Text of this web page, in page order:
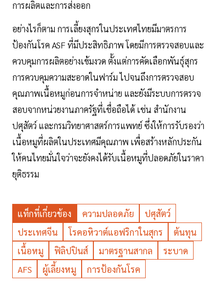
การผลิตและการส่งออก
อย่างไรก็ตาม การเลี้ยงสุกรในประเทศไทยมีมาตรการ
ป้องกันโรค ASF ที่มีประสิทธิภาพ โดยมีการตรวจสอบและ
ควบคุมการผลิตอย่างเข้มงวด ตั้งแต่การคัดเลือกพันธุ์สุกร
การควบคุมความสะอาดในฟาร์ม ไปจนถึงการตรวจสอบ
คุณภาพเนื้อหมูก่อนการจำหน่าย และยังมีระบบการตรวจ
สอบจากหน่วยงานภาครัฐที่เชื่อถือได้ เช่น สำนักงาน
ปศุสัตว์ และกรมวิทยาศาสตร์การแพทย์ ซึ่งให้การรับรองว่า
เนื้อหมูที่ผลิตในประเทศมีคุณภาพ เพื่อสร้างหลักประกัน
ให้คนไทยมั่นใจว่าจะยังคงได้รับเนื้อหมูที่ปลอดภัยในราคา
ยุติธรรม
แท็กที่เกี่ยวข้อง ความปลอดภัย
ปศุสัตว์
ประเทศจีน
โรคอหิวาต์แอฟริกาในสุกร
ต้นทุน
เนื้อหมู
ฟิลิปปินส์ มาตรฐานสากล
ระบาด
AFS
ผู้เลี้ยงหมู การป้องกันโรค